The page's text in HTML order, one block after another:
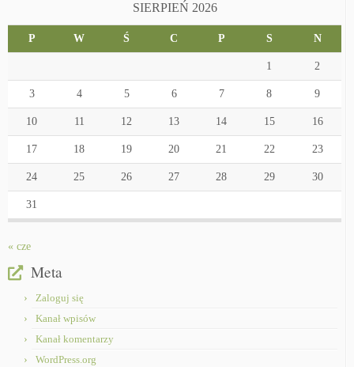
SIERPIEŃ 2026
P W Ś C P S N
1 2
3 4 5 6 7 8 9
10 11 12 13 14 15 16
17 18 19 20 21 22 23
24 25 26 27 28 29 30
31
« cze
Meta
Zaloguj się
Kanał wpisów
Kanał komentarzy
WordPress.org